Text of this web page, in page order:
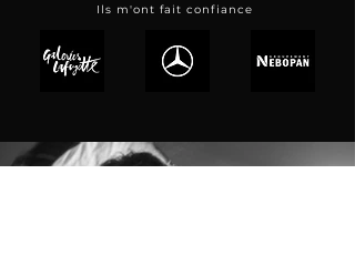
Ils m'ont fait confiance